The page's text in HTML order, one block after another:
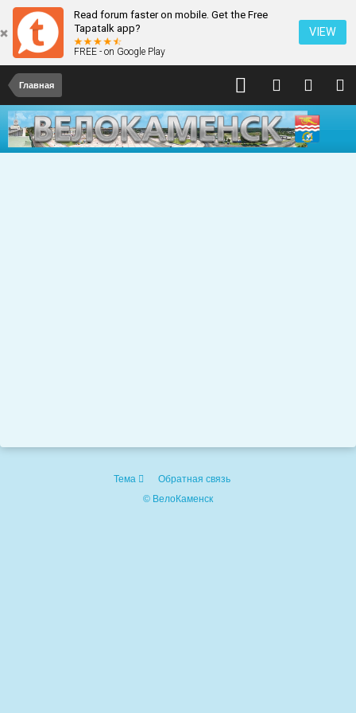
Read forum faster on mobile. Get the Free
Tapatalk app?
FREE - on Google Play
VIEW
Главная
Тема
Обратная связь
© ВелоКаменск